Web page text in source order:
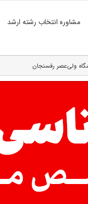
مشاوره انتخاب رشته ارشد